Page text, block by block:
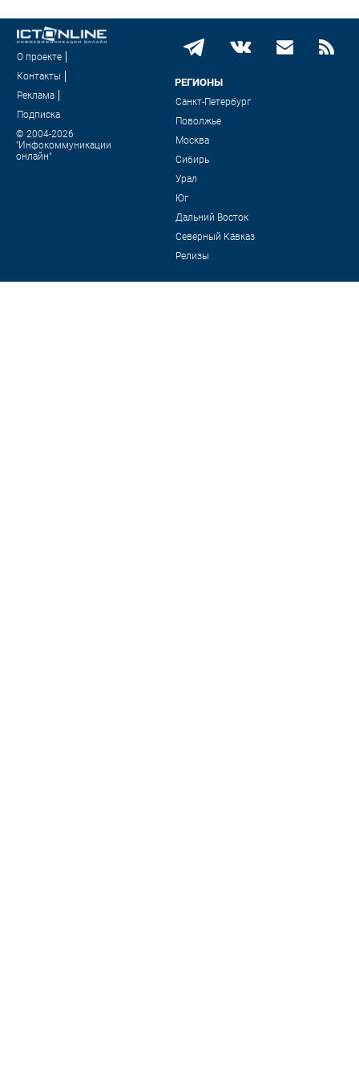
О проекте
Контакты
Реклама
Подписка
© 2004-2026
"Инфокоммуникации
онлайн"
РЕГИОНЫ
Санкт-Петербург
Поволжье
Москва
Сибирь
Урал
Юг
Дальний Восток
Северный Кавказ
Релизы